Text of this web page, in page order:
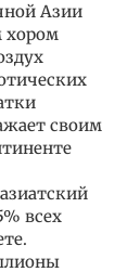
Азии
хором
своим
всех